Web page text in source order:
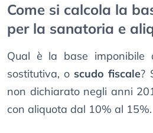
Come si calcola la
per la sanatoria e
Qual è la base imponibile
sostitutiva, o scudo fiscale?
non dichiarato negli anni
con aliquota dal 10% al 15%.